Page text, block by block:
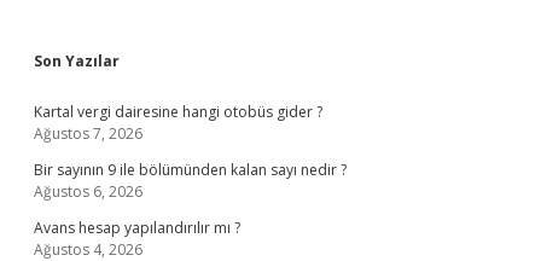
Sidebar
Son Yazılar
Kartal vergi dairesine hangi otobüs gider ?
Ağustos 7, 2026
Bir sayının 9 ile bölümünden kalan sayı nedir ?
Ağustos 6, 2026
Avans hesap yapılandırılır mı ?
Ağustos 4, 2026